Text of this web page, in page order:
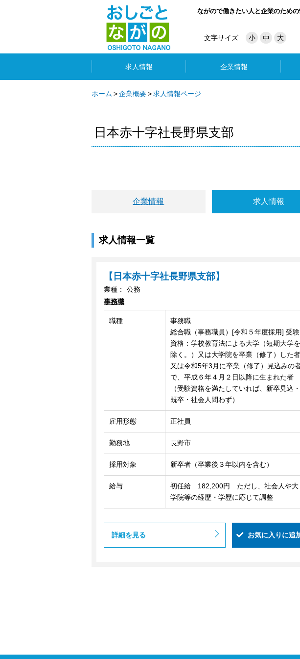
ながので働きたい人と企業のため
文字サイズ 小 中 大
求人情報 企業情報
ホーム 企業概要 求人情報ページ
日本赤十字社長野県支部
企業情報 求人情報
求人情報一覧
【日本赤十字社長野県支部】
業種：
公務
事務職
職種
事務職
総合職（事務職員）[令和５年度採用] 受験
資格：学校教育法による大学（短期大学を
除く。）又は大学院を卒業（修了）した者
又は令和5年3月に卒業（修了）見込みの
で、平成６年４月２日以降に生まれた者
（受験資格を満たしていれば、新卒見込・
既卒・社会人問わず）
雇用形態 正社員
勤務地 長野市
採用対象 新卒者（卒業後３年以内を含む）
給与
初任給 182,200円 ただし、社会人や大
学院等の経歴・学歴に応じて調整
詳細を見る お気に入りに追